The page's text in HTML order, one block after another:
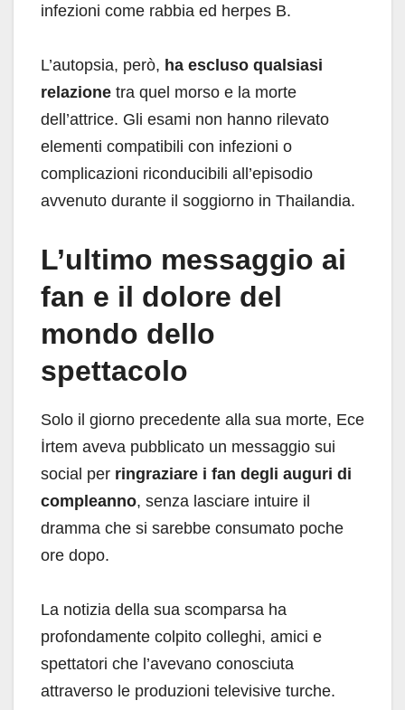
infezioni come rabbia ed herpes B.
L’autopsia, però, ha escluso qualsiasi
relazione tra quel morso e la morte
dell’attrice. Gli esami non hanno rilevato
elementi compatibili con infezioni o
complicazioni riconducibili all’episodio
avvenuto durante il soggiorno in Thailandia.
L’ultimo messaggio ai
fan e il dolore del
mondo dello
spettacolo
Solo il giorno precedente alla sua morte, Ece
İrtem aveva pubblicato un messaggio sui
social per ringraziare i fan degli auguri di
compleanno, senza lasciare intuire il
dramma che si sarebbe consumato poche
ore dopo.
La notizia della sua scomparsa ha
profondamente colpito colleghi, amici e
spettatori che l’avevano conosciuta
attraverso le produzioni televisive turche.